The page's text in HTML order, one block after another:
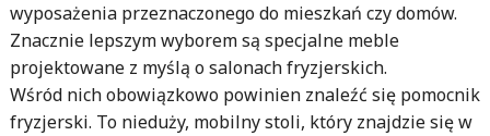
wyposażenia przeznaczonego do mieszkań czy domów.
Znacznie lepszym wyborem są specjalne meble
projektowane z myślą o salonach fryzjerskich.
Wśród nich obowiązkowo powinien znaleźć się pomocnik
fryzjerski. To nieduży, mobilny stoli, który znajdzie się w